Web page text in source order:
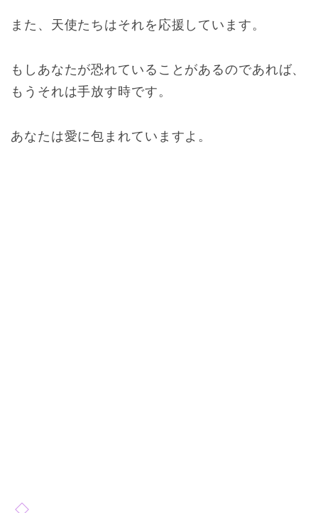
また、天使たちはそれを応援しています。
もしあなたが恐れていることがあるのであれば、
もうそれは手放す時です。
あなたは愛に包まれていますよ。